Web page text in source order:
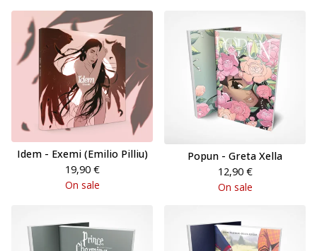
Idem - Exemi (Emilio Pilliu)
19,90 €
On sale
Popun - Greta Xella
12,90 €
On sale